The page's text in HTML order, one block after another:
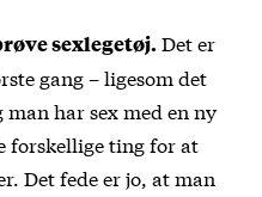
sexlegetøj.Det er
gang – ligesom det
har sex med en ny
forskellige ting for at
Det fede er jo, at man